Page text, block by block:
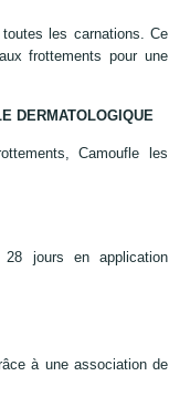
les carnations. Ce
frottements pour une
DERMATOLOGIQUE
Camoufle les
jours en application
à une association de